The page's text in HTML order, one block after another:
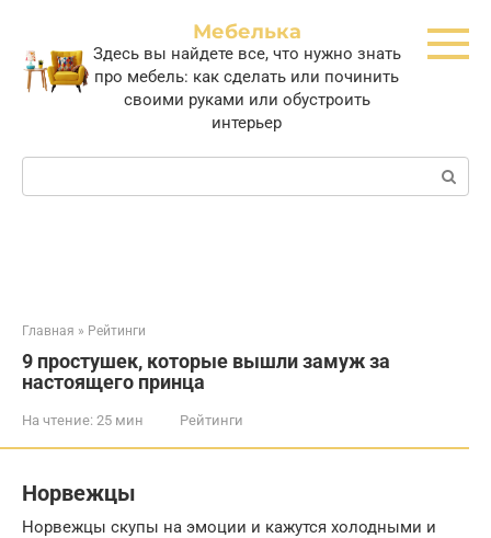
контенту
Мебелька
Здесь вы найдете все, что нужно знать
про мебель: как сделать или починить
своими руками или обустроить
интерьер
Поиск:
Главная » Рейтинги
9 простушек, которые вышли замуж за
настоящего принца
На чтение: 25 мин Рейтинги
Норвежцы
Норвежцы скупы на эмоции и кажутся холодными и